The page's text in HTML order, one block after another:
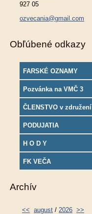
927 05
ozvecania@gmail.com
Obľúbené odkazy
FARSKÉ OZNAMY
Pozvánka na VMČ 3
ČLENSTVO v združení
PODUJATIA
H O D Y
FK VEČA
Archív
<< august / 2026 >>